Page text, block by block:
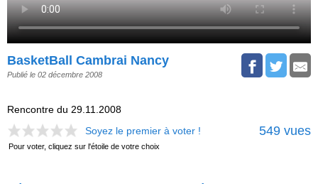
BasketBall Cambrai Nancy
Publié le 02 décembre 2008
Rencontre du 29.11.2008
Soyez le premier à voter !
549 vues
Pour voter, cliquez sur l'étoile de votre choix